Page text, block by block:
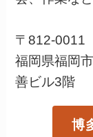
〒812-0011
福岡県福岡
善ビル3階
博